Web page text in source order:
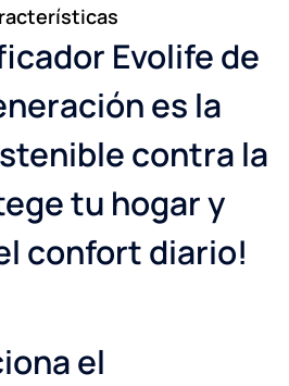
Evolife de
es la
contra la
tu hogar y
confort diario!
el